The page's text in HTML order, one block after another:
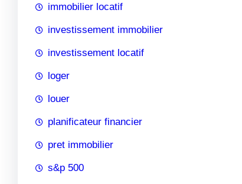
immobilier locatif
investissement immobilier
investissement locatif
loger
louer
planificateur financier
pret immobilier
s&p 500